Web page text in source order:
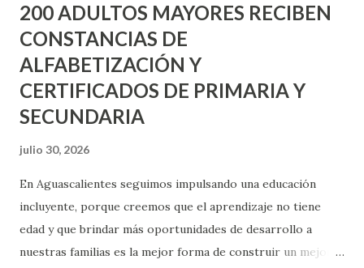
200 ADULTOS MAYORES RECIBEN
CONSTANCIAS DE
ALFABETIZACIÓN Y
CERTIFICADOS DE PRIMARIA Y
SECUNDARIA
julio 30, 2026
En Aguascalientes seguimos impulsando una educación
incluyente, porque creemos que el aprendizaje no tiene
edad y que brindar más oportunidades de desarrollo a
nuestras familias es la mejor forma de construir un mejor